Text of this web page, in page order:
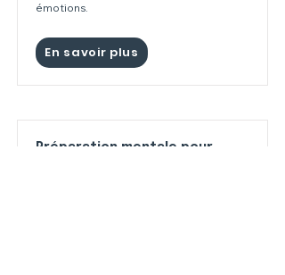
émotions.
En savoir plus
Préparation mentale pour